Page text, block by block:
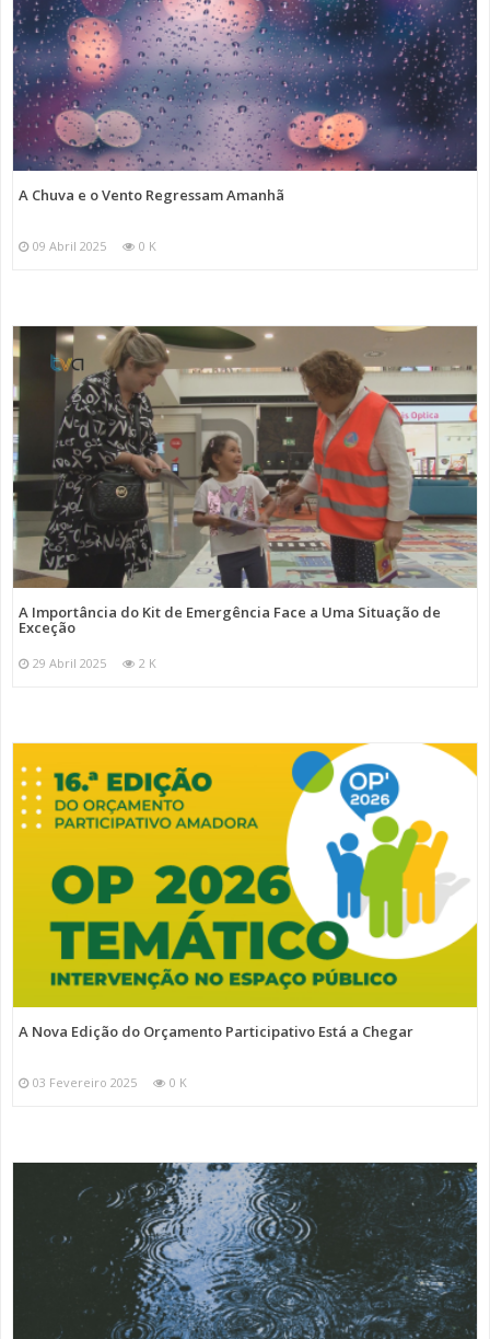
A Chuva e o Vento Regressam Amanhã
09 Abril 2025 0 K
A Importância do Kit de Emergência Face a Uma Situação de
Exceção
29 Abril 2025 2 K
A Nova Edição do Orçamento Participativo Está a Chegar
03 Fevereiro 2025 0 K